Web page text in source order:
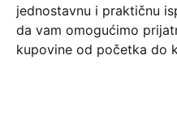
jednostavnu i praktičnu
da vam omogućimo
kupovine od početka do